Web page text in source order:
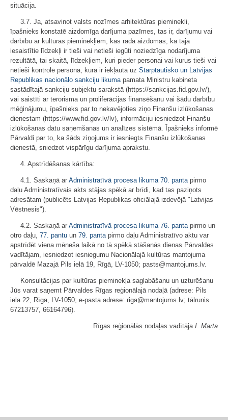
situācija.
3.7. Ja, atsavinot valsts nozīmes arhitektūras pieminekli,
īpašnieks konstatē aizdomīga darījuma pazīmes, tas ir, darījumu vai
darbību ar kultūras pieminekļiem, kas rada aizdomas, ka tajā
iesaistītie līdzekļi ir tieši vai netieši iegūti noziedzīga nodarījuma
rezultātā, tai skaitā, līdzekļiem, kuri pieder personai vai kurus tieši vai
netieši kontrolē persona, kura ir iekļauta uz Starptautisko un Latvijas
Republikas nacionālo sankciju likumapamata Ministru kabineta
sastādītajā sankciju subjektu sarakstā (https://sankcijas.fid.gov.lv/),
vai saistīti ar terorisma un proliferācijas finansēšanu vai šādu darbību
mēģinājumu, īpašnieks par to nekavējoties ziņo Finanšu izlūkošanas
dienestam (https://www.fid.gov.lv/lv), informāciju iesniedzot Finanšu
izlūkošanas datu saņemšanas un analīzes sistēmā. Īpašnieks informē
Pārvaldi par to, ka šāds ziņojums ir iesniegts Finanšu izlūkošanas
dienestā, sniedzot vispārīgu darījuma aprakstu.
4. Apstrīdēšanas kārtība:
4.1. Saskaņā ar Administratīvā procesa likuma 70. pantapirmo
daļu Administratīvais akts stājas spēkā ar brīdi, kad tas paziņots
adresātam (publicēts Latvijas Republikas oficiālajā izdevējā "Latvijas
Vēstnesis").
4.2. Saskaņā ar Administratīvā procesa likuma 76. pantapirmo un
otro daļu, 77. pantu un 79. pantapirmo daļu Administratīvo aktu var
apstrīdēt viena mēneša laikā no tā spēkā stāšanās dienas Pārvaldes
vadītājam, iesniedzot iesniegumu Nacionālajā kultūras mantojuma
pārvaldē Mazajā Pils ielā 19, Rīgā, LV-1050; pasts@mantojums.lv.
Konsultācijas par kultūras pieminekļa saglabāšanu un uzturēšanu
Jūs varat saņemt Pārvaldes Rīgas reģionālajā nodaļā (adrese: Pils
iela 22, Rīga, LV-1050; e-pasta adrese: riga@mantojums.lv; tālrunis
67213757, 66164796).
Rīgas reģionālās nodaļas vadītāja I. Marta